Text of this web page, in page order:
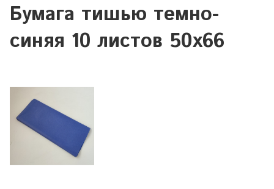
Бумага тишью темно-
синяя 10 листов 50х66